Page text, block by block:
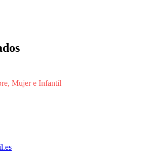
Mujer e Infantil